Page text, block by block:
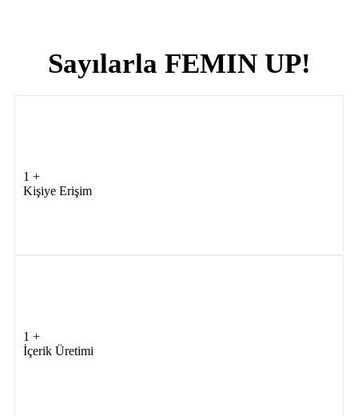
Sayılarla FEMIN UP!
1 +
Kişiye Erişim
1 +
İçerik Üretimi